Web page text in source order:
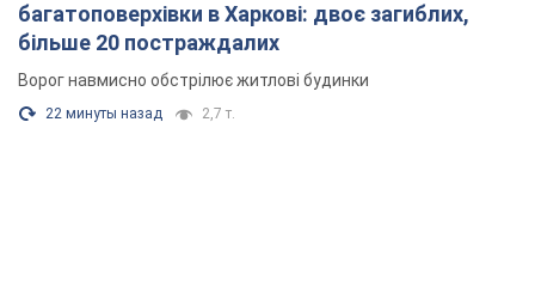
багатоповерхівки в Харкові: двоє загиблих,
більше 20 постраждалих
Ворог навмисно обстрілює житлові будинки
22 минуты назад 2,7 т.